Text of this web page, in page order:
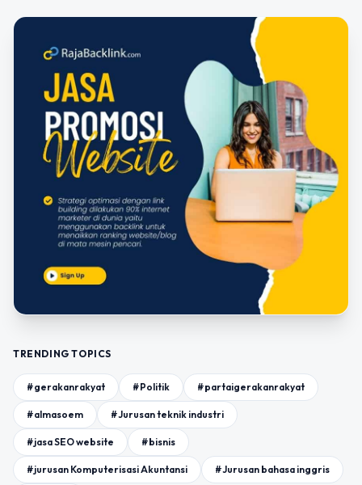
TRENDING TOPICS
#gerakanrakyat #Politik #partaigerakanrakyat
#almasoem #Jurusan teknik industri
#jasa SEO website #bisnis
#jurusan Komputerisasi Akuntansi #Jurusan bahasa inggris